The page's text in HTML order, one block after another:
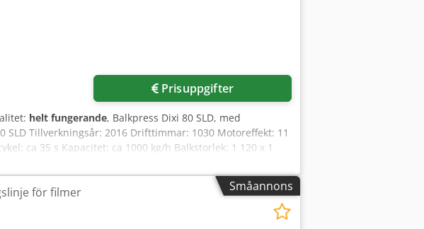
Prisuppgifter
helt fungerande, Balkpress Dixi 80 SLD, med
Tillverkningsår: 2016 Drifttimmar: 1030 Motoreffekt: 11
ca 35 s Kapacitet: ca 1000 kg/h Balkstorlek: 1 120 x 1
mått: ca 4 320 x 1 830 x 2 620 mm (L x B x H)
gott skick. Den har inspekterats och testats hos oss i
bör bytas ut. Codpfx Aszk Dgmoptsrf Observera:
uppgifterna eller eventuella fel. Erbjudandet är icke-
är möjliga efter överenskommelse. Försäljningen sker
Småannons
för filmer